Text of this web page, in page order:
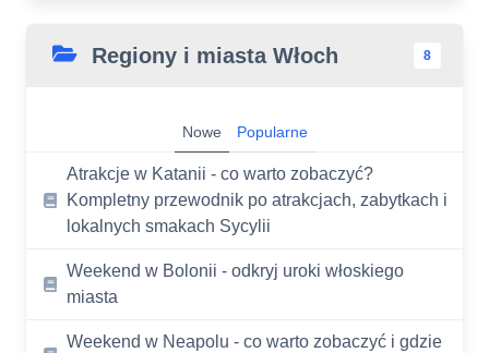
Regiony i miasta Włoch 8
Nowe Popularne
Atrakcje w Katanii - co warto zobaczyć?
Kompletny przewodnik po atrakcjach, zabytkach i
lokalnych smakach Sycylii
Weekend w Bolonii - odkryj uroki włoskiego
miasta
Weekend w Neapolu - co warto zobaczyć i gdzie